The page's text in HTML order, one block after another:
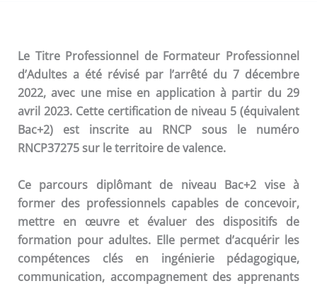
Le Titre Professionnel de Formateur Professionnel
d’Adultes a été révisé par l’arrêté du 7 décembre
2022, avec une mise en application à partir du 29
avril 2023. Cette certification de niveau 5 (équivalent
Bac+2) est inscrite au RNCP sous le numéro
RNCP37275 sur le territoire de valence.
Ce parcours diplômant de niveau Bac+2 vise à
former des professionnels capables de concevoir,
mettre en œuvre et évaluer des dispositifs de
formation pour adultes. Elle permet d’acquérir les
compétences clés en ingénierie pédagogique,
communication, accompagnement des apprenants